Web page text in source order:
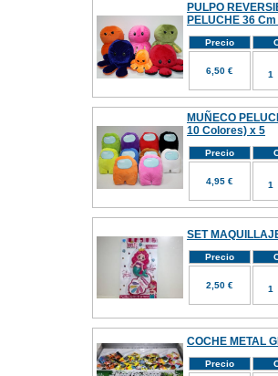
PULPO
PELUCHE 36 Cm
Precio
6,50 €
MUÑECO
10 Colores) x 5
Precio
4,95 €
SET
Precio
2,50 €
COCHE METAL
Precio